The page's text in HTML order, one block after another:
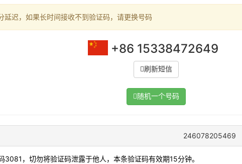
迟，如果长时间接收不到验证码，请更换号码
+86 15338472649
刷新短信
随机一个号码
246078205469
3081，切勿将验证码泄露于他人，本条验证码有效期15分钟。